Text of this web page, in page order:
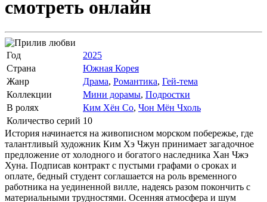
смотреть онлайн
Год
2025
Страна
Южная Корея
Жанр
Драма, Романтика, Гей-тема
Коллекции
Мини дорамы, Подростки
В ролях
Ким Хён Со, Чон Мён Чхоль
Количество серий 10
История начинается на живописном морском побережье, где
талантливый художник Ким Хэ Чжун принимает загадочное
предложение от холодного и богатого наследника Хан Чжэ
Хуна. Подписав контракт с пустыми графами о сроках и
оплате, бедный студент соглашается на роль временного
работника на уединенной вилле, надеясь разом покончить с
материальными трудностями. Осенняя атмосфера и шум